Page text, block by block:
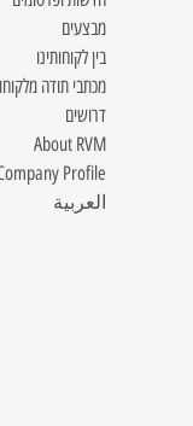
מבצעים
בין לקוחותינו
מכתבי תודה
דרושים
About RVM
Profile
العربية